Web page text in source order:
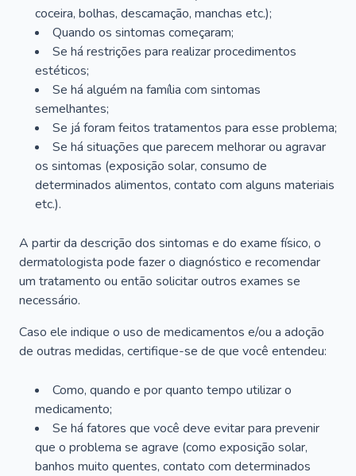
coceira, bolhas, descamação, manchas etc.);
Quando os sintomas começaram;
Se há restrições para realizar procedimentos
estéticos;
Se há alguém na família com sintomas
semelhantes;
Se já foram feitos tratamentos para esse problema;
Se há situações que parecem melhorar ou agravar
os sintomas (exposição solar, consumo de
determinados alimentos, contato com alguns materiais
etc.).
A partir da descrição dos sintomas e do exame físico, o
dermatologista pode fazer o diagnóstico e recomendar
um tratamento ou então solicitar outros exames se
necessário.
Caso ele indique o uso de medicamentos e/ou a adoção
de outras medidas, certifique-se de que você entendeu:
Como, quando e por quanto tempo utilizar o
medicamento;
Se há fatores que você deve evitar para prevenir
que o problema se agrave (como exposição solar,
banhos muito quentes, contato com determinados